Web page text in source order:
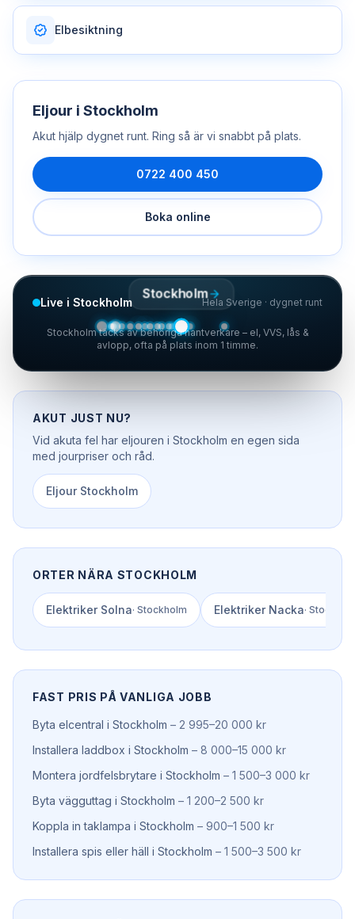
Elbesiktning
Eljour i Stockholm
Akut hjälp dygnet runt. Ring så är vi snabbt på plats.
0722 400 450
Boka online
Live i Stockholm Hela Sverige · dygnet runt
Stockholm
Stockholm täcks av behöriga hantverkare – el, VVS, lås &
avlopp, ofta på plats inom 1 timme.
AKUT JUST NU?
Vid akuta fel har eljouren i Stockholm en egen sida
med jourpriser och råd.
Eljour Stockholm
ORTER NÄRA STOCKHOLM
Elektriker Solna· Stockholm Elektriker Nacka·
FAST PRIS PÅ VANLIGA JOBB
Byta elcentral i Stockholm – 2 995–20 000 kr
Installera laddbox i Stockholm – 8 000–15 000 kr
Montera jordfelsbrytare i Stockholm – 1 500–3 000 kr
Byta vägguttag i Stockholm – 1 200–2 500 kr
Koppla in taklampa i Stockholm – 900–1 500 kr
Installera spis eller häll i Stockholm – 1 500–3 500 kr